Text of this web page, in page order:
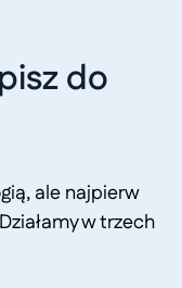
do
ale najpierw
w trzech